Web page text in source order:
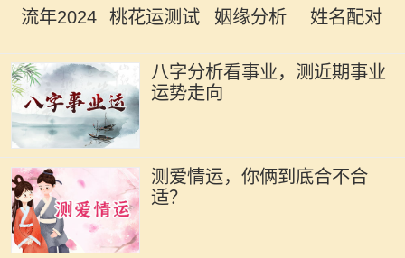
流年2024 桃花运测试 姻缘分析 姓名配对
八字分析看事业，测近期事业
运势走向
测爱情运，你俩到底合不合
适？